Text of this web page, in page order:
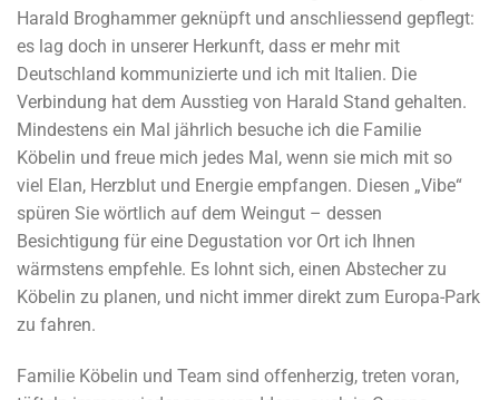
Harald Broghammer geknüpft und anschliessend gepflegt:
es lag doch in unserer Herkunft, dass er mehr mit
Deutschland kommunizierte und ich mit Italien. Die
Verbindung hat dem Ausstieg von Harald Stand gehalten.
Mindestens ein Mal jährlich besuche ich die Familie
Köbelin und freue mich jedes Mal, wenn sie mich mit so
viel Elan, Herzblut und Energie empfangen. Diesen „Vibe“
spüren Sie wörtlich auf dem Weingut – dessen
Besichtigung für eine Degustation vor Ort ich Ihnen
wärmstens empfehle. Es lohnt sich, einen Abstecher zu
Köbelin zu planen, und nicht immer direkt zum Europa-Park
zu fahren.
Familie Köbelin und Team sind offenherzig, treten voran,